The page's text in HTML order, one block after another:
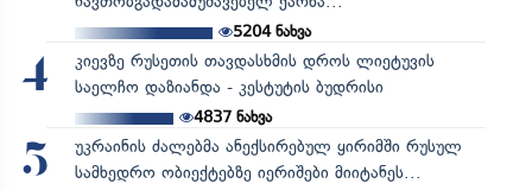
5204ნახვა
4
კიევზე რუსეთის თავდასხმის დროს ლიეტუვის
საელჩო დაზიანდა - კესტუტის ბუდრისი
4837ნახვა
5
უკრაინის ძალებმა ანექსირებულ ყირიმში რუსულ
სამხედრო ობიექტებზე იერიშები მიიტანეს...